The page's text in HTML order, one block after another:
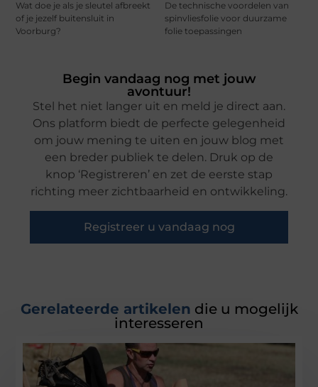
Wat doe je als je sleutel afbreekt
of je jezelf buitensluit in
Voorburg?
De technische voordelen van
spinvliesfolie voor duurzame
folie toepassingen
Begin vandaag nog met jouw
avontuur!
Stel het niet langer uit en meld je direct aan.
Ons platform biedt de perfecte gelegenheid
om jouw mening te uiten en jouw blog met
een breder publiek te delen. Druk op de
knop ‘Registreren’ en zet de eerste stap
richting meer zichtbaarheid en ontwikkeling.
Registreer u vandaag nog
Gerelateerde artikelen die u mogelijk
interesseren